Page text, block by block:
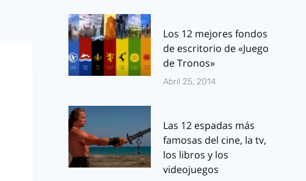
Los 12 mejores fondos
de escritorio de «Juego
de Tronos»
Abril 25, 2014
Las 12 espadas más
famosas del cine, la tv,
los libros y los
videojuegos